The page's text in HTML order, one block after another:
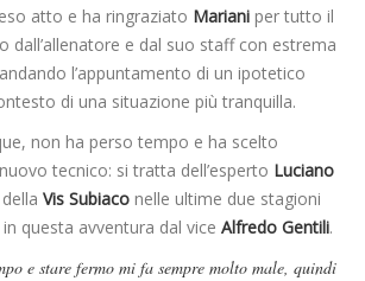
atto e ha ringraziato Mariani per tutto il
dall’allenatore e dal suo staff con estrema
l’appuntamento di un ipotetico
di una situazione più tranquilla.
non ha perso tempo e ha scelto
tecnico: si tratta dell’esperto Luciano
Vis Subiaco nelle ultime due stagioni
questa avventura dal vice Alfredo Gentili.
e stare fermo mi fa sempre molto male, quindi